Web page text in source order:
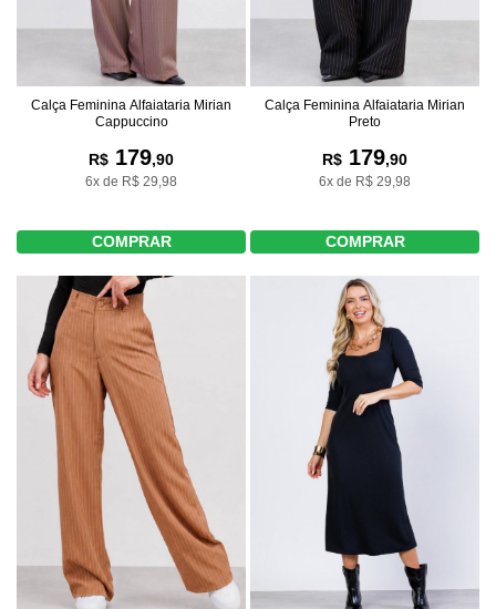
Calça Feminina Alfaiataria Mirian
Cappuccino
R$ 179,90
6x de R$ 29,98
COMPRAR
Calça Feminina Alfaiataria Mirian
Preto
R$ 179,90
6x de R$ 29,98
COMPRAR